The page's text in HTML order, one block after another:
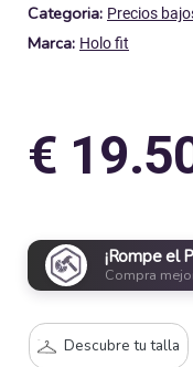
Categoria: Precios
Marca: Holo fit
€
¡Rompe el
Compra
Descubre tu talla